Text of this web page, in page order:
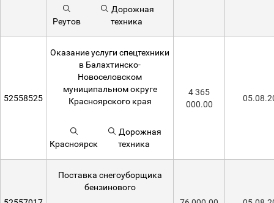
Реутов
Дорожная
техника
52558525
Оказание услуги спецтехники
в Балахтинско-
Новоселовском
муниципальном округе
Красноярского края
Красноярск
Дорожная
техника
4 365
000.00
Поставка снегоуборщика
бензинового